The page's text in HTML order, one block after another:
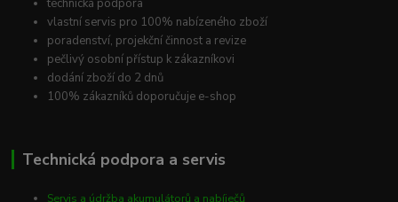
technická podpora
vlastní servis pro 100% nabízeného zboží
poradenství, projekční činnost a revize
pečlivý osobní přístup k zákazníkovi
dodání zboží do 2 dnů
100% zákazníků doporučuje e-shop
Technická podpora a servis
Servis a údržba akumulátorů a nabíječů